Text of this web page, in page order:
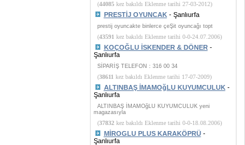
(44085kez bakıldı Eklenme tarihi 27-03-2012)
PRESTİJ OYUNCAK- Şanlıurfa
prestij oyuncakte binlerce çeŞit oyuncağı topt
(43591 kez bakıldı Eklenme tarihi 0-0-24.07.2006)
KOÇOĞLU İSKENDER & DÖNER-
Şanlıurfa
SİPARİŞ TELEFON : 316 00 34
(38611 kez bakıldı Eklenme tarihi 17-07-2009)
ALTINBAŞ İMAMOğLU KUYUMCULUK-
Şanlıurfa
ALTINBAŞ İMAMOğLU KUYUMCULUK yeni
magazasıyla
(37832kez bakıldı Eklenme tarihi 0-0-18.08.2006)
MİROGLU PLUS KARAKÖPRÜ-
Şanlıurfa